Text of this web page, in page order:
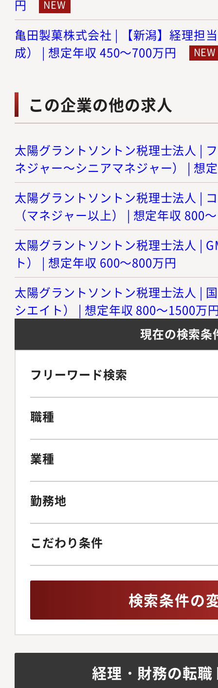
円
亀田製菓株式会社 | 【新潟】経理担
成） | 想定年収 450～700万円
この企業の他の求人
太陽グラントソントン税理士法人 |
ネジャー～シニアマネジャー） | 想
太陽グラントソントン税理士法人 |
（マネジャー以上） | 想定年収 800
太陽グラントソントン税理士法人 |
ト） | 想定年収 600～800万円
太陽グラントソントン税理士法人 |
シエイト） | 想定年収 800～1500万
現在の検索条
フリーワード検索
職種
業種
勤務地
こだわり条件
検索条件の
経理・財務の転